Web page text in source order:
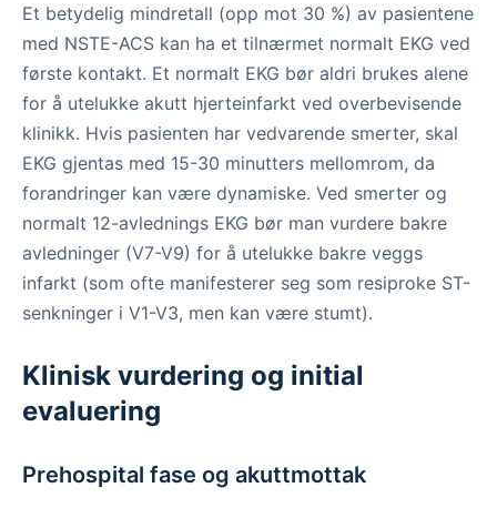
Et betydelig mindretall (opp mot 30 %) av pasientene
med NSTE-ACS kan ha et tilnærmet normalt EKG ved
første kontakt. Et normalt EKG bør aldri brukes alene
for å utelukke akutt hjerteinfarkt ved overbevisende
klinikk. Hvis pasienten har vedvarende smerter, skal
EKG gjentas med 15-30 minutters mellomrom, da
forandringer kan være dynamiske. Ved smerter og
normalt 12-avlednings EKG bør man vurdere bakre
avledninger (V7-V9) for å utelukke bakre veggs
infarkt (som ofte manifesterer seg som resiproke ST-
senkninger i V1-V3, men kan være stumt).
Klinisk vurdering og initial
evaluering
Prehospital fase og akuttmottak